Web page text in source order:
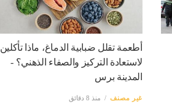
أطعمة تقلل ضبابية الدماغ، ماذا تأكلين
لاستعادة التركيز والصفاء الذهني؟ -
المدينة برس
غير مصنف منذ 8 دقائق